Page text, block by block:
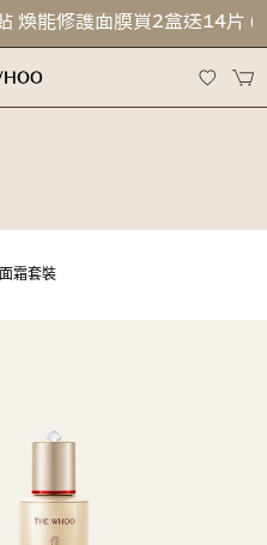
煥能修護面膜買2盒送14片 (
霜套裝